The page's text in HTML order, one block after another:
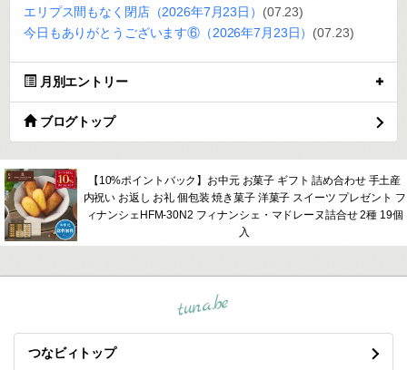
エリプス間もなく閉店（2026年7月23日） (07.23)
今日もありがとうございます⑥（2026年7月23日） (07.23)
月別エントリー
ブログトップ
【10%ポイントバック】お中元 お菓子 ギフト 詰め合わせ 手土産
内祝い お返し お礼 個包装 焼き菓子 洋菓子 スイーツ プレゼント フ
ィナンシェHFM-30N2 フィナンシェ・マドレーヌ詰合せ 2種 19個
入
tuna.be
つなビィトップ